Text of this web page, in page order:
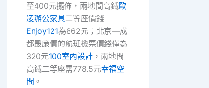
至400元擺佈，兩地間高鐵歐
凌辦公家具二等座價錢
Enjoy121為862元；北京—成
都最廉價的航班機票價錢僅為
320元100室內設計 ，兩地間
高鐵二等座需778.5元幸福空
間 。